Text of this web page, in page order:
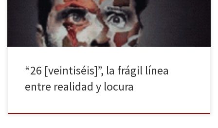
tintas. Dice José G. Cordonié […]
“26 [veintiséis]”, la frágil línea
entre realidad y locura